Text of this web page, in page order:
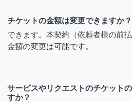
チケットの金額は変更できますか？
できます。本契約（依頼者様の前
金額の変更は可能です。
サービスやリクエストのチケット
すか？